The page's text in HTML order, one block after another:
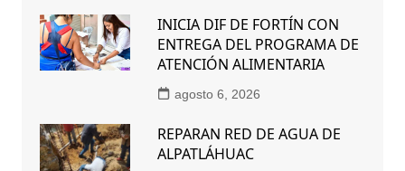
INICIA DIF DE FORTÍN CON
ENTREGA DEL PROGRAMA DE
ATENCIÓN ALIMENTARIA
agosto 6, 2026
REPARAN RED DE AGUA DE
ALPATLÁHUAC